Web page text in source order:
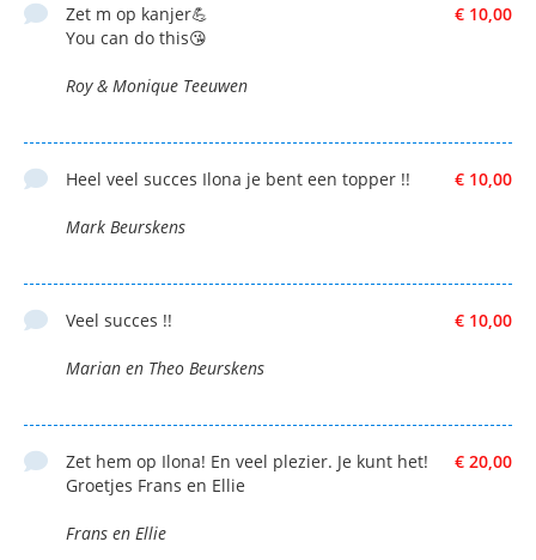
€ 10,00
Zet m op kanjer💪
You can do this😘
Roy & Monique Teeuwen
€ 10,00
Heel veel succes Ilona je bent een topper !!
Mark Beurskens
€ 10,00
Veel succes !!
Marian en Theo Beurskens
€ 20,00
Zet hem op Ilona! En veel plezier. Je kunt het!
Groetjes Frans en Ellie
Frans en Ellie